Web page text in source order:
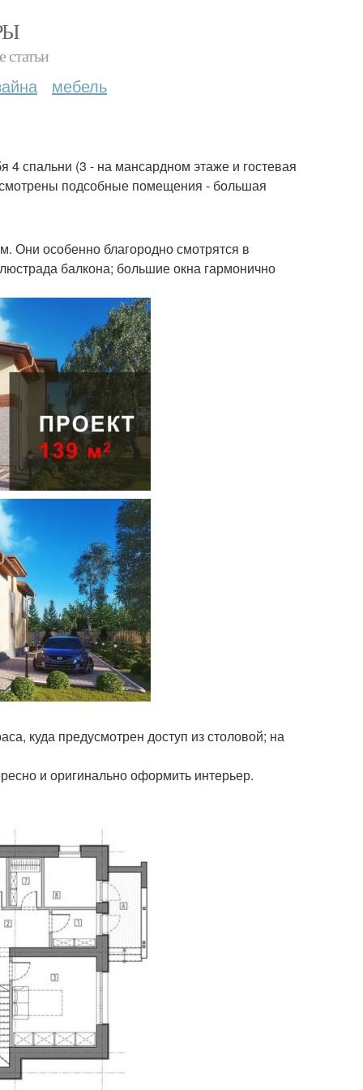
статьи
мебель
спальни (3 - на мансардном этаже и гостевая
подсобные помещения - большая
особенно благородно смотрятся в
балкона; большие окна гармонично
куда предусмотрен доступ из столовой; на
и оригинально оформить интерьер.